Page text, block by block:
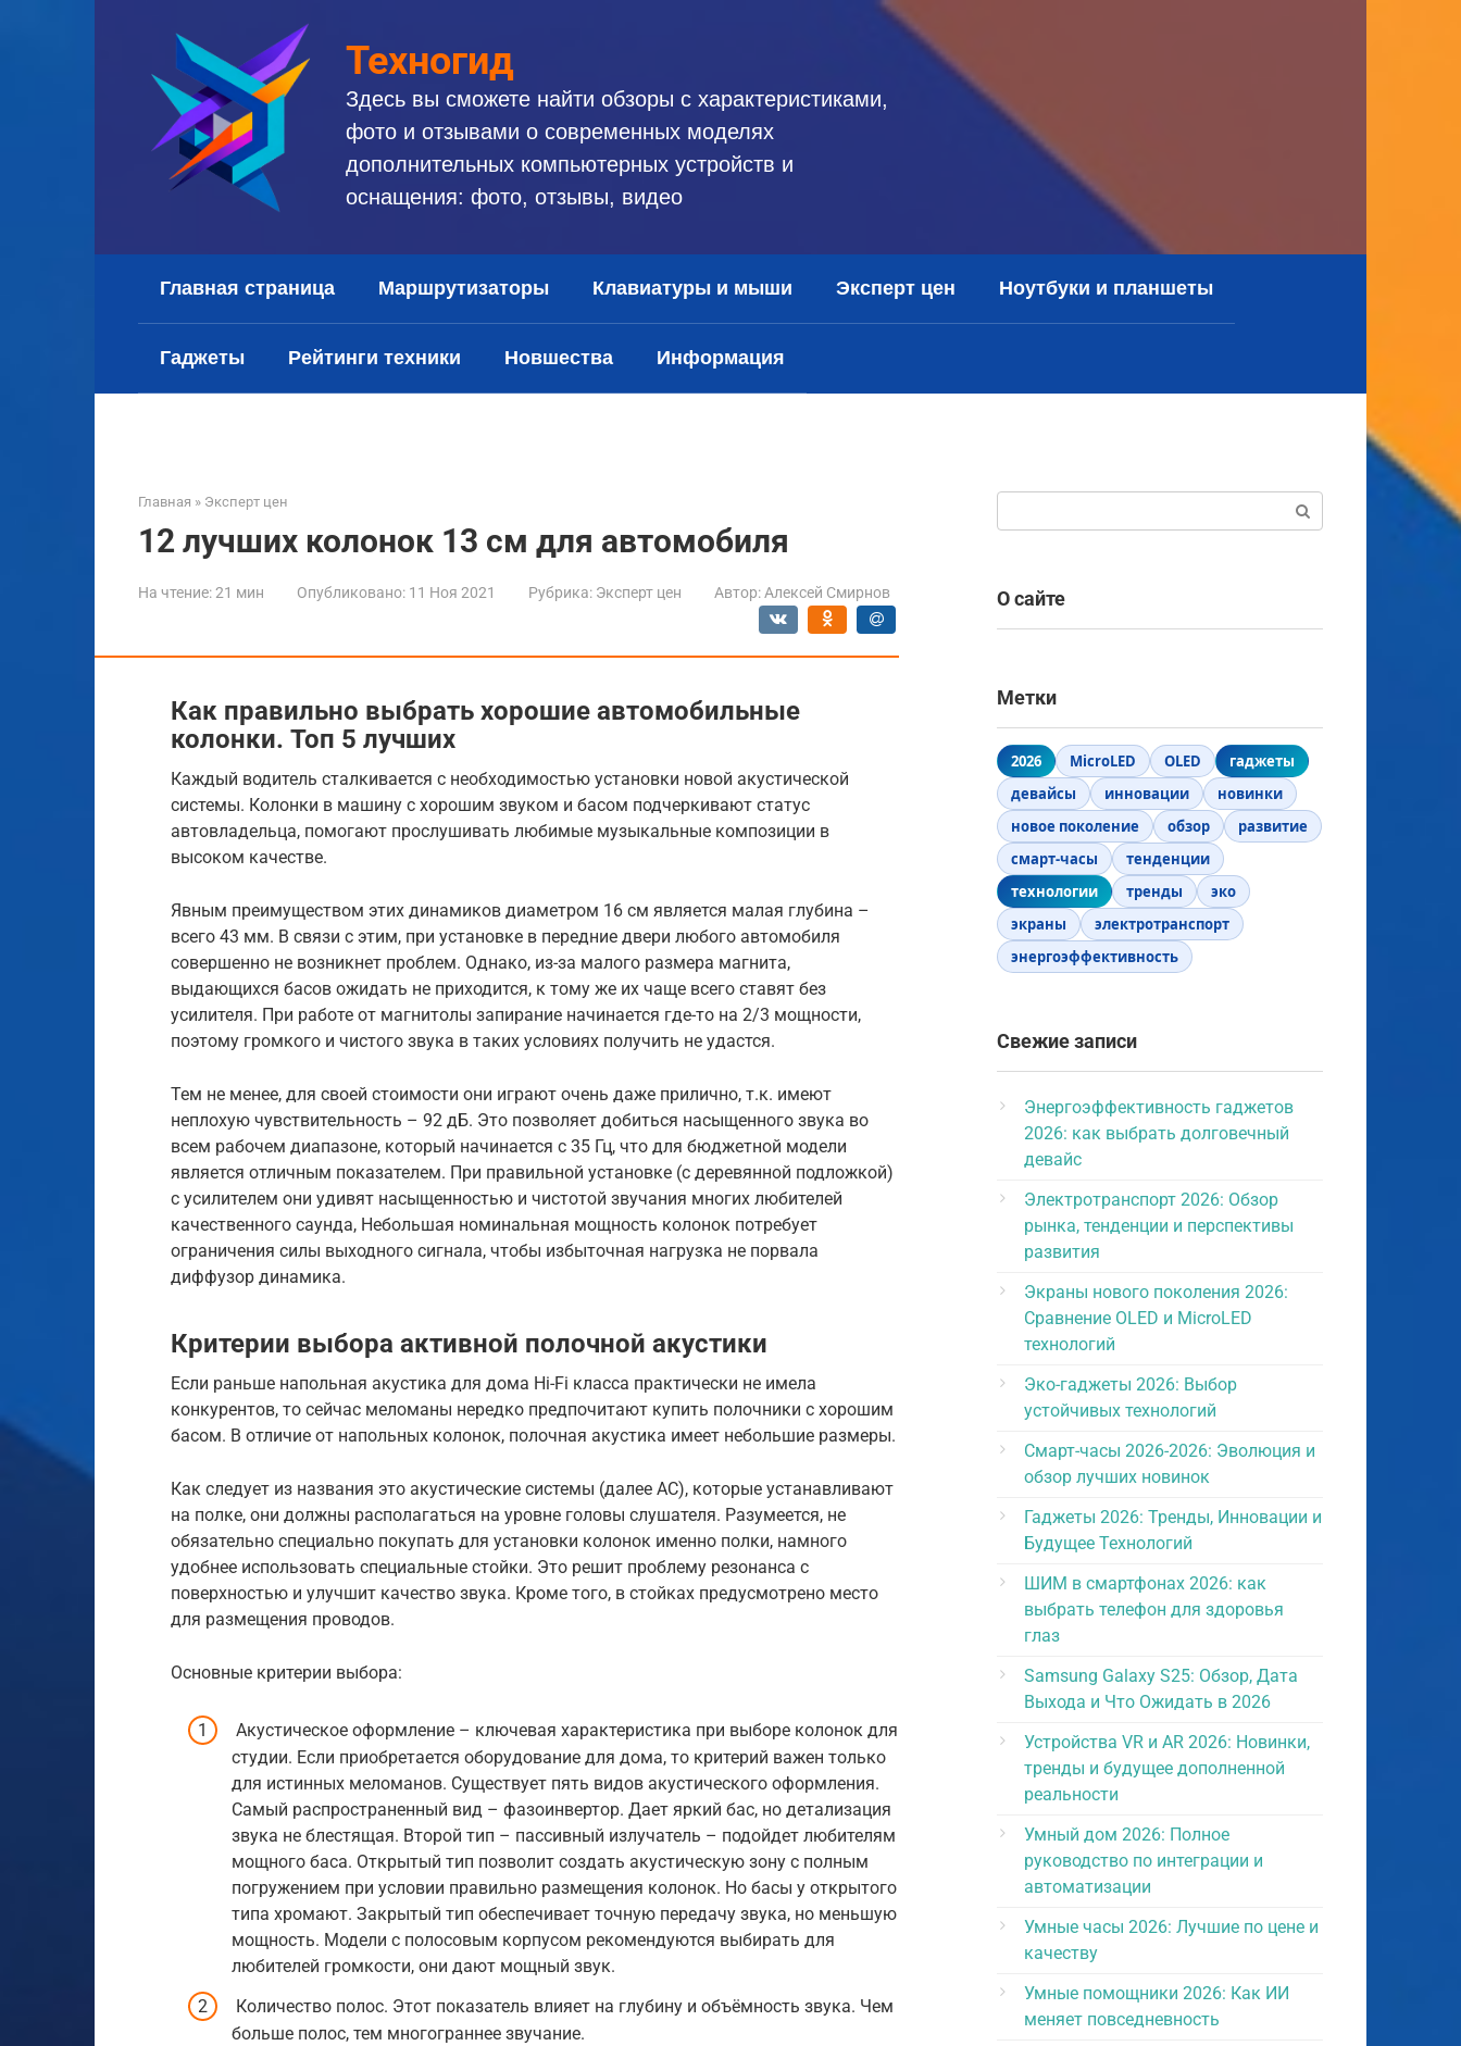
Техногид
Здесь вы сможете найти обзоры с характеристиками,
фото и отзывами о современных моделях
дополнительных компьютерных устройств и
оснащения: фото, отзывы, видео
Главная страница Маршрутизаторы Клавиатуры и мыши Эксперт цен Ноутбуки и планшеты
Гаджеты Рейтинги техники Новшества Информация
Главная » Эксперт цен
12 лучших колонок 13 см для автомобиля
На чтение:21 мин Опубликовано: 11 Ноя 2021 Рубрика: Эксперт цен Автор: Алексей Смирнов
Как правильно выбрать хорошие автомобильные
колонки. Топ 5 лучших
Каждый водитель сталкивается с необходимостью установки новой акустической
системы. Колонки в машину с хорошим звуком и басом подчеркивают статус
автовладельца, помогают прослушивать любимые музыкальные композиции в
высоком качестве.
Явным преимуществом этих динамиков диаметром 16 см является малая глубина –
всего 43 мм. В связи с этим, при установке в передние двери любого автомобиля
совершенно не возникнет проблем. Однако, из-за малого размера магнита,
выдающихся басов ожидать не приходится, к тому же их чаще всего ставят без
усилителя. При работе от магнитолы запирание начинается где-то на 2/3 мощности,
поэтому громкого и чистого звука в таких условиях получить не удастся.
Тем не менее, для своей стоимости они играют очень даже прилично, т.к. имеют
неплохую чувствительность – 92 дБ. Это позволяет добиться насыщенного звука во
всем рабочем диапазоне, который начинается с 35 Гц, что для бюджетной модели
является отличным показателем. При правильной установке (с деревянной подложкой)
с усилителем они удивят насыщенностью и чистотой звучания многих любителей
качественного саунда, Небольшая номинальная мощность колонок потребует
ограничения силы выходного сигнала, чтобы избыточная нагрузка не порвала
диффузор динамика.
Критерии выбора активной полочной акустики
Если раньше напольная акустика для дома Hi-Fi класса практически не имела
конкурентов, то сейчас меломаны нередко предпочитают купить полочники с хорошим
басом. В отличие от напольных колонок, полочная акустика имеет небольшие размеры.
Как следует из названия это акустические системы (далее АС), которые устанавливают
на полке, они должны располагаться на уровне головы слушателя. Разумеется, не
обязательно специально покупать для установки колонок именно полки, намного
удобнее использовать специальные стойки. Это решит проблему резонанса с
поверхностью и улучшит качество звука. Кроме того, в стойках предусмотрено место
для размещения проводов.
Основные критерии выбора:
Акустическое оформление – ключевая характеристика при выборе колонок для
студии. Если приобретается оборудование для дома, то критерий важен только
для истинных меломанов. Существует пять видов акустического оформления.
Самый распространенный вид – фазоинвертор. Дает яркий бас, но детализация
звука не блестящая. Второй тип – пассивный излучатель – подойдет любителям
мощного баса. Открытый тип позволит создать акустическую зону с полным
погружением при условии правильно размещения колонок. Но басы у открытого
типа хромают. Закрытый тип обеспечивает точную передачу звука, но меньшую
мощность. Модели с полосовым корпусом рекомендуются выбирать для
любителей громкости, они дают мощный звук.
Количество полос. Этот показатель влияет на глубину и объёмность звука. Чем
больше полос, тем многограннее звучание.
О сайте
Метки
2026 MicroLED OLED
гаджеты
девайсы
инновации
новинки
новое поколение
обзор
развитие
смарт-часы
тенденции
технологии
тренды
эко
экраны
электротранспорт
энергоэффективность
Свежие записи
Энергоэффективность гаджетов
2026: как выбрать долговечный
девайс
Электротранспорт 2026: Обзор
рынка, тенденции и перспективы
развития
Экраны нового поколения 2026:
Сравнение OLED и MicroLED
технологий
Эко-гаджеты 2026: Выбор
устойчивых технологий
Смарт-часы 2026-2026: Эволюция и
обзор лучших новинок
Гаджеты 2026: Тренды, Инновации и
Будущее Технологий
ШИМ в смартфонах 2026: как
выбрать телефон для здоровья
глаз
Samsung Galaxy S25: Обзор, Дата
Выхода и Что Ожидать в 2026
Устройства VR и AR 2026: Новинки,
тренды и будущее дополненной
реальности
Умный дом 2026: Полное
руководство по интеграции и
автоматизации
Умные часы 2026: Лучшие по цене и
качеству
Умные помощники 2026: Как ИИ
меняет повседневность